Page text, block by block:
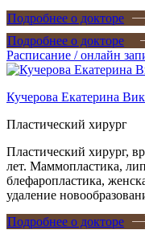
Подробнее о докторе
Подробнее о докторе
Расписание / онлайн
Кучерова Екатерина
Пластический хирург
Пластический хирург,
лет. Маммопластика,
блефаропластика,
удаление
Подробнее о докторе